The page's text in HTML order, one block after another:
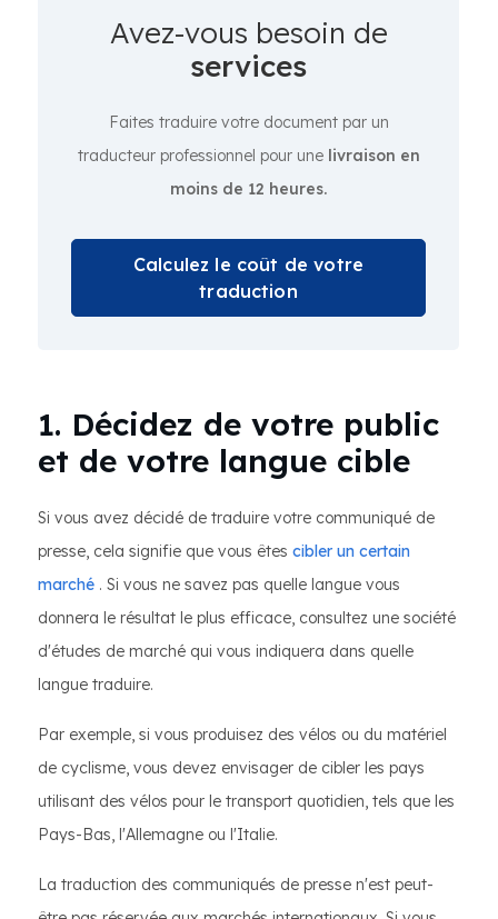
Avez-vous besoin de
services
Faites traduire votre document par un
traducteur professionnel pour une livraison en
moins de 12 heures.
Calculez le coût de votre
traduction
1. Décidez de votre public
et de votre langue cible
Si vous avez décidé de traduire votre communiqué de
presse, cela signifie que vous êtes cibler un certain
marché . Si vous ne savez pas quelle langue vous
donnera le résultat le plus efficace, consultez une société
d'études de marché qui vous indiquera dans quelle
langue traduire.
Par exemple, si vous produisez des vélos ou du matériel
de cyclisme, vous devez envisager de cibler les pays
utilisant des vélos pour le transport quotidien, tels que les
Pays-Bas, l'Allemagne ou l'Italie.
La traduction des communiqués de presse n'est peut-